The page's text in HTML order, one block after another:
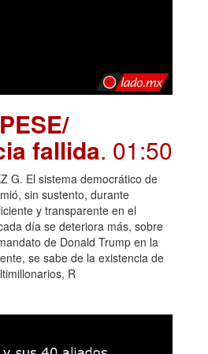
fallida. 01:50
G. El sistema democrático de
sin sustento, durante
y transparente en el
día se deteriora más, sobre
de Donald Trump en la
se sabe de la existencia de
R